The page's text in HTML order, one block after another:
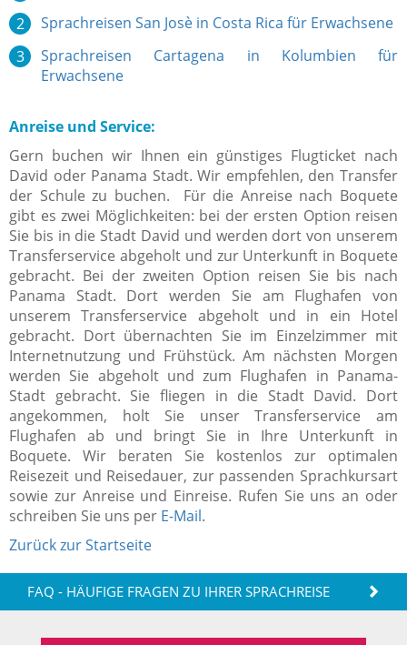
Sprachreisen San Josè in Costa Rica für Erwachsene
Sprachreisen Cartagena in Kolumbien für
Erwachsene
Anreise und Service:
Gern buchen wir Ihnen ein günstiges Flugticket nach
David oder Panama Stadt. Wir empfehlen, den Transfer
der Schule zu buchen. Für die Anreise nach Boquete
gibt es zwei Möglichkeiten: bei der ersten Option reisen
Sie bis in die Stadt David und werden dort von unserem
Transferservice abgeholt und zur Unterkunft in Boquete
gebracht. Bei der zweiten Option reisen Sie bis nach
Panama Stadt. Dort werden Sie am Flughafen von
unserem Transferservice abgeholt und in ein Hotel
gebracht. Dort übernachten Sie im Einzelzimmer mit
Internetnutzung und Frühstück. Am nächsten Morgen
werden Sie abgeholt und zum Flughafen in Panama-
Stadt gebracht. Sie fliegen in die Stadt David. Dort
angekommen, holt Sie unser Transferservice am
Flughafen ab und bringt Sie in Ihre Unterkunft in
Boquete. Wir beraten Sie kostenlos zur optimalen
Reisezeit und Reisedauer, zur passenden Sprachkursart
sowie zur Anreise und Einreise. Rufen Sie uns an oder
schreiben Sie uns per E-Mail.
Zurück zur Startseite
FAQ - HÄUFIGE FRAGEN ZU IHRER SPRACHREISE